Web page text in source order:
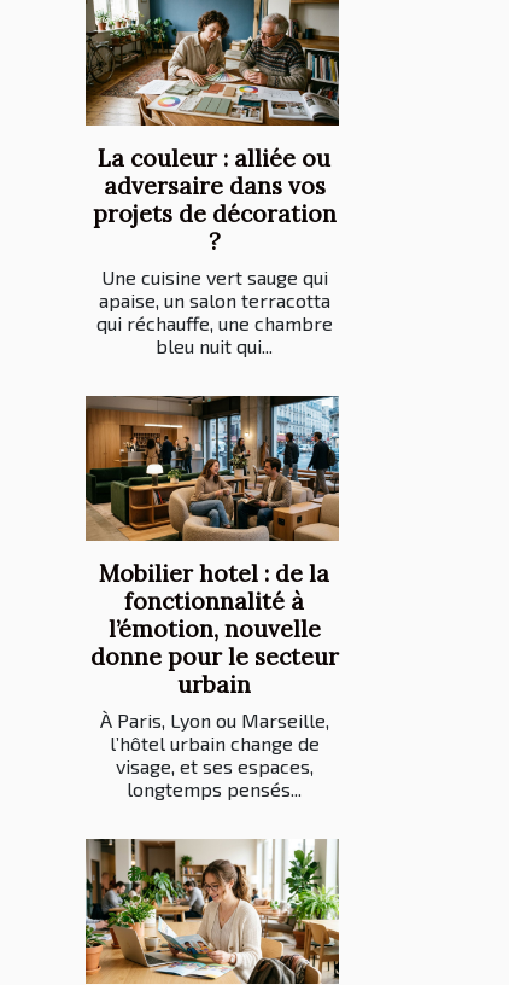
La couleur : alliée ou
adversaire dans vos
projets de décoration
?
Une cuisine vert sauge qui
apaise, un salon terracotta
qui réchauffe, une chambre
bleu nuit qui...
Mobilier hotel : de la
fonctionnalité à
l’émotion, nouvelle
donne pour le secteur
urbain
À Paris, Lyon ou Marseille,
l’hôtel urbain change de
visage, et ses espaces,
longtemps pensés...